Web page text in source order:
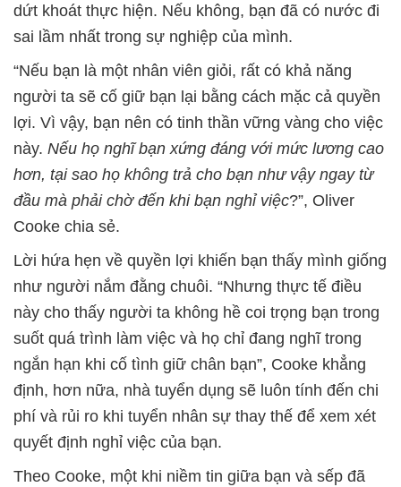
dứt khoát thực hiện. Nếu không, bạn đã có nước đi
sai lầm nhất trong sự nghiệp của mình.
“Nếu bạn là một nhân viên giỏi, rất có khả năng
người ta sẽ cố giữ bạn lại bằng cách mặc cả quyền
lợi. Vì vậy, bạn nên có tinh thần vững vàng cho việc
này. Nếu họ nghĩ bạn xứng đáng với mức lương cao
hơn, tại sao họ không trả cho bạn như vậy ngay từ
đầu mà phải chờ đến khi bạn nghỉ việc?”, Oliver
Cooke chia sẻ.
Lời hứa hẹn về quyền lợi khiến bạn thấy mình giống
như người nắm đằng chuôi. “Nhưng thực tế điều
này cho thấy người ta không hề coi trọng bạn trong
suốt quá trình làm việc và họ chỉ đang nghĩ trong
ngắn hạn khi cố tình giữ chân bạn”, Cooke khẳng
định, hơn nữa, nhà tuyển dụng sẽ luôn tính đến chi
phí và rủi ro khi tuyển nhân sự thay thế để xem xét
quyết định nghỉ việc của bạn.
Theo Cooke, một khi niềm tin giữa bạn và sếp đã